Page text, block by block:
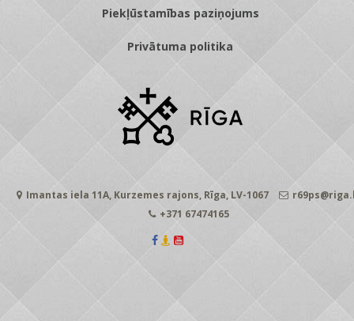
Piekļūstamības paziņojums
Privātuma politika
Imantas iela 11A, Kurzemes rajons, Rīga, LV-1067
+371 67474165